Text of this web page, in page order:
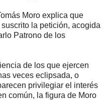
Moro explica que
la petición, acogida
Patrono de los
de los que ejercen
veces eclipsada, o
privilegiar el interés
común, la figura de Moro